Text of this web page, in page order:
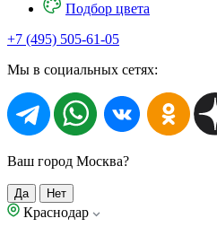
Подбор цвета
+7 (495) 505-61-05
Мы в социальных сетях:
Ваш город Москва?
Да Нет
Краснодар